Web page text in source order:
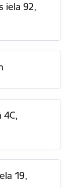
iela 92,
4C,
19,